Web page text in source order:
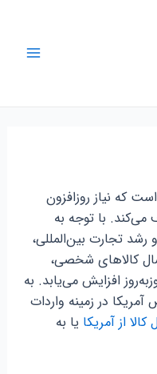
که نیاز روزافزون
می‌کند. با توجه به
رشد تجارت بین‌المللی،
کالاهای شخصی،
افزایش می‌یابد. به
در زمینه واردات
از آمریکا یا به